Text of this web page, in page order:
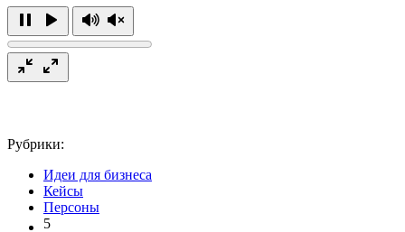
Рубрики:
Идеи для бизнеса
Кейсы
Персоны
5